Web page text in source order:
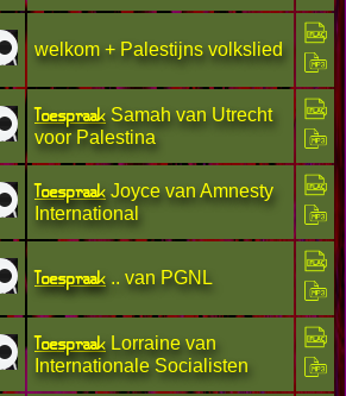
welkom + Palestijns volkslied
Toespraak Samah van Utrecht
voor Palestina
Toespraak Joyce van Amnesty
International
Toespraak .. van PGNL
Toespraak Lorraine van
Internationale Socialisten